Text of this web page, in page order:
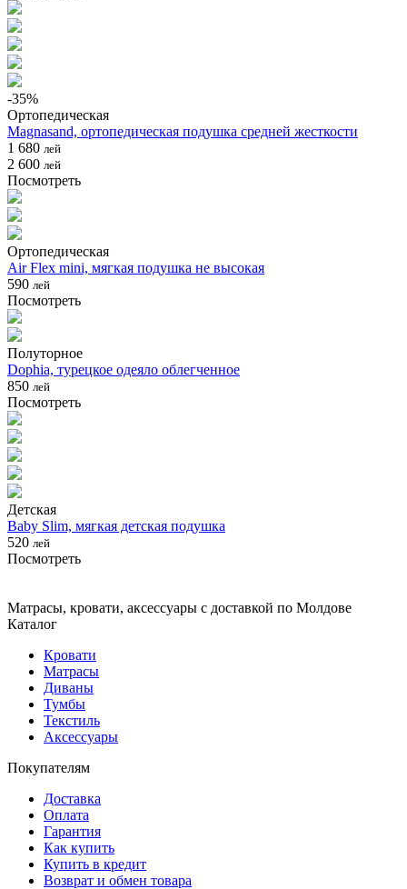
-35%
Ортопедическая
Magnasand, ортопедическая подушка средней жесткости
1 680 лей
2 600 лей
Посмотреть
Ортопедическая
Air Flex mini, мягкая подушка не высокая
590 лей
Посмотреть
Полуторное
Dophia, турецкое одеяло облегченное
850 лей
Посмотреть
Детская
Baby Slim, мягкая детская подушка
520 лей
Посмотреть
Матрасы, кровати, аксессуары с доставкой по Молдове
Каталог
Кровати
Матрасы
Диваны
Тумбы
Текстиль
Аксессуары
Покупателям
Доставка
Оплата
Гарантия
Как купить
Купить в кредит
Возврат и обмен товара